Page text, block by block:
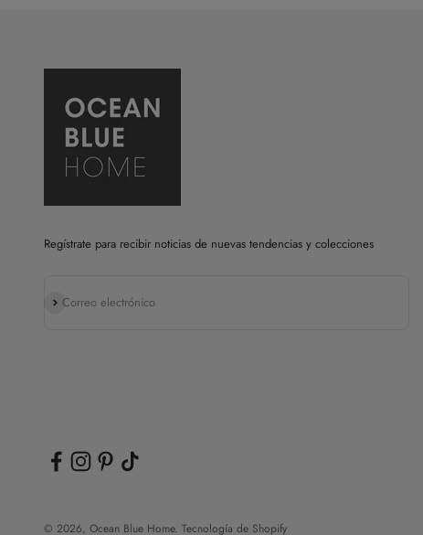
Regístrate para recibir noticias de nuevas tendencias y colecciones
Correo electrónico
Suscribirse
© 2026, Ocean Blue Home. Tecnología de Shopify